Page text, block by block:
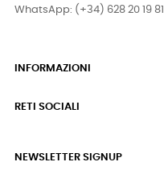
WhatsApp: (+34) 628 20 19 81
INFORMAZIONI
RETI SOCIALI
NEWSLETTER SIGNUP